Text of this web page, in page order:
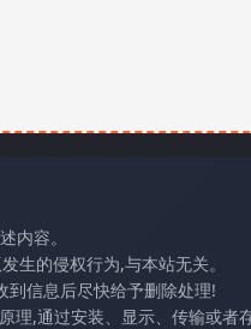
内容。
生的侵权行为,与本站无关。
信息后尽快给予删除处理!
理,通过安装、显示、传输或者